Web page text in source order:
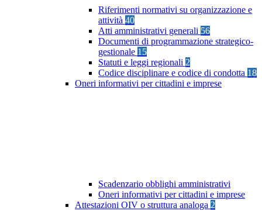
Riferimenti normativi su organizzazione e
attività 40
Atti amministrativi generali 56
Documenti di programmazione strategico-
gestionale 15
Statuti e leggi regionali 2
Codice disciplinare e codice di condotta 18
Oneri informativi per cittadini e imprese
Scadenzario obblighi amministrativi
Oneri informativi per cittadini e imprese
Attestazioni OIV o struttura analoga 2